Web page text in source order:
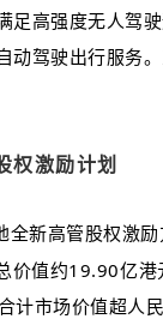
足高强度无人驾
动驾驶出行服务
权激励计划
新高管股权激
价值约19.90亿
市场价值超人民